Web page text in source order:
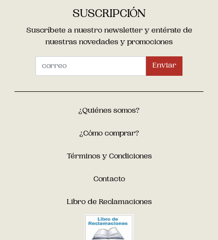
SUSCRIPCIÓN
Suscríbete a nuestro newsletter y entérate de
nuestras novedades y promociones
Enviar
¿Quiénes somos?
¿Cómo comprar?
Términos y Condiciones
Contacto
Libro de Reclamaciones